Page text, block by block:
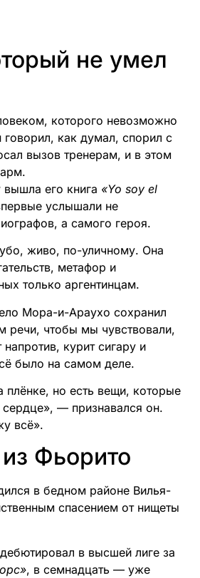
не умел
которого невозможно
как думал, спорил с
вызов тренерам, и в этом
его книга «Yo soy el
услышали не
а самого героя.
живо, по-уличному. Она
метафор и
только аргентинцам.
Мора-и-Араухо сохранил
речи, чтобы мы чувствовали,
курит сигару и
было на самом деле.
плёнке, но есть вещи, которые
сердце», — признавался он.
всё».
Фьорито
в бедном районе Вилья-
спасением от нищеты
в высшей лиге за
, в семнадцать — уже